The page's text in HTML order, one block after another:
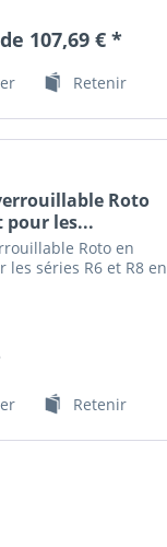
107,69 € *
Retenir
Roto
pour les...
Roto en
les séries R6 et R8 en
Retenir